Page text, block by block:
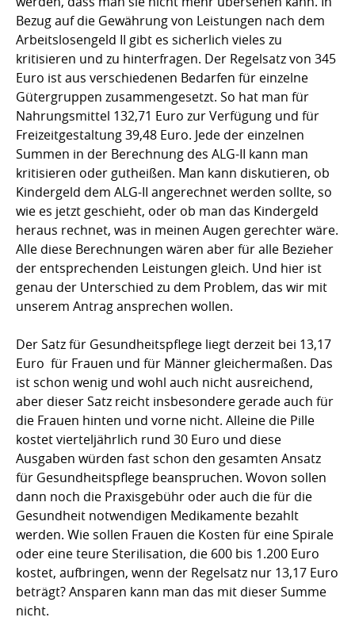
Bezug auf die Gewährung von Leistungen nach dem
Arbeitslosengeld II gibt es sicherlich vieles zu
kritisieren und zu hinterfragen. Der Regelsatz von 345
Euro ist aus verschiedenen Bedarfen für einzelne
Gütergruppen zusammengesetzt. So hat man für
Nahrungsmittel 132,71 Euro zur Verfügung und für
Freizeitgestaltung 39,48 Euro. Jede der einzelnen
Summen in der Berechnung des ALG-II kann man
kritisieren oder gutheißen. Man kann diskutieren, ob
Kindergeld dem ALG-II angerechnet werden sollte, so
wie es jetzt geschieht, oder ob man das Kindergeld
heraus rechnet, was in meinen Augen gerechter wäre.
Alle diese Berechnungen wären aber für alle Bezieher
der entsprechenden Leistungen gleich. Und hier ist
genau der Unterschied zu dem Problem, das wir mit
unserem Antrag ansprechen wollen.
Der Satz für Gesundheitspflege liegt derzeit bei 13,17
Euro  für Frauen und für Männer gleichermaßen. Das
ist schon wenig und wohl auch nicht ausreichend,
aber dieser Satz reicht insbesondere gerade auch für
die Frauen hinten und vorne nicht. Alleine die Pille
kostet vierteljährlich rund 30 Euro und diese
Ausgaben würden fast schon den gesamten Ansatz
für Gesundheitspflege beanspruchen. Wovon sollen
dann noch die Praxisgebühr oder auch die für die
Gesundheit notwendigen Medikamente bezahlt
werden. Wie sollen Frauen die Kosten für eine Spirale
oder eine teure Sterilisation, die 600 bis 1.200 Euro
kostet, aufbringen, wenn der Regelsatz nur 13,17 Euro
beträgt? Ansparen kann man das mit dieser Summe
nicht.